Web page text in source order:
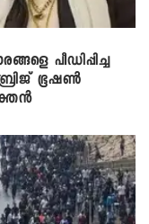
പീഡിപ്പിച്ച
ഭൂഷൺ